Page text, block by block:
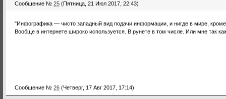
Сообщение № 25 (Пятница, 21 Июл 2017, 22:43)
"Инфографика — чисто западный вид подачи информации, и нигде в мире, кроме
Вообще в интернете широко используется. В рунете в том числе. Или мне так
Сообщение № 26 (Четверг, 17 Авг 2017, 17:14)